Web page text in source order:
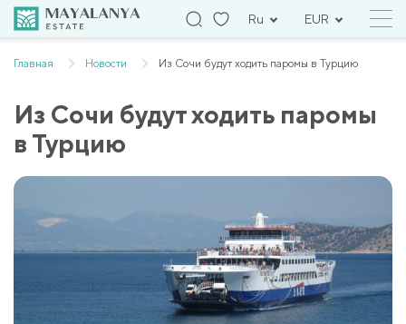
Ru EUR
Главная Новости Из Сочи будут ходить паромы в Турцию
Из Сочи будут ходить паромы
в Турцию